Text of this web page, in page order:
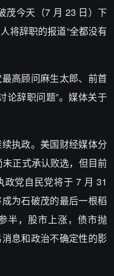
茂今天（7 月 23 日）下
将辞职的报道“全都没有
高顾问麻生太郎、前首
论辞职问题”。媒体关于
执政。美国财经媒体分
正式承认败选，但目前
党自民党将于 7 月 31
为石破茂的最后一根稻
半，股市上涨，债市抛
息和政治不确定性的影